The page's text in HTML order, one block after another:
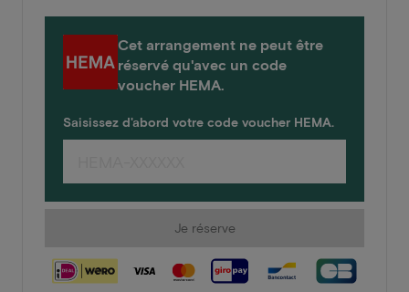
Cet arrangement ne peut être
réservé qu'avec un code
voucher HEMA.
Saisissez d'abord votre code voucher HEMA.
Je réserve